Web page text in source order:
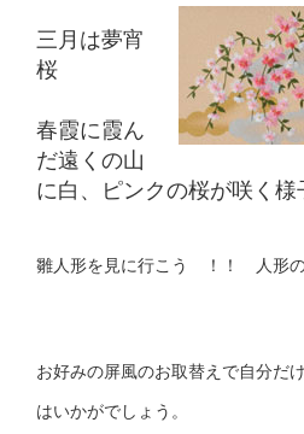
三月は夢宵
桜
春霞に霞ん
だ遠くの山
に白、ピンクの桜が咲く様
雛人形を見に行こう ！！ 人形
お好みの屏風のお取替えで自分だ
はいかがでしょう。